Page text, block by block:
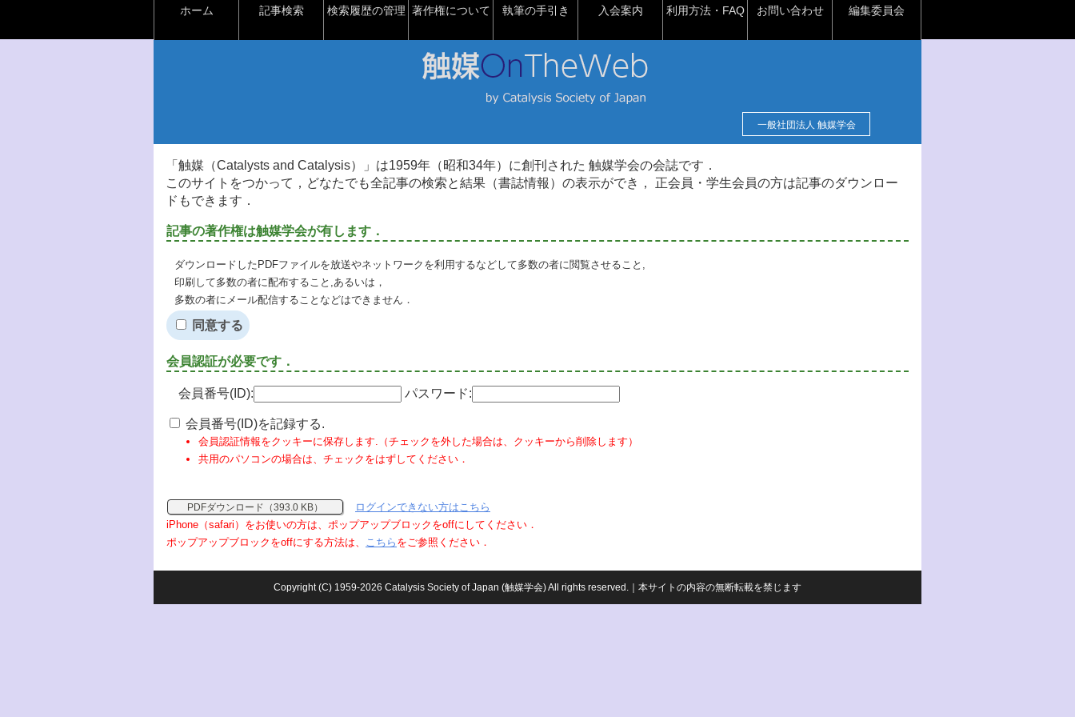
ホーム 記事検索 検索履歴の管理 著作権について 執筆の手引き 入会案内 利用方法・FAQ お問い合わせ 編集委員会
一般社団法人 触媒学会
「触媒（Catalysts and Catalysis）」は1959年（昭和34年）に創刊された 触媒学会の会誌です．
このサイトをつかって，どなたでも全記事の検索と結果（書誌情報）の表示ができ， 正会員・学生会員の方は記事のダウンロー
ドもできます．
記事の著作権は触媒学会が有します．
ダウンロードしたPDFファイルを放送やネットワークを利用するなどして多数の者に閲覧させること,
印刷して多数の者に配布すること,あるいは，
多数の者にメール配信することなどはできません．
同意する
会員認証が必要です．
会員番号(ID): パスワード:
会員番号(ID)を記録する.
会員認証情報をクッキーに保存します.（チェックを外した場合は、クッキーから削除します）
共用のパソコンの場合は、チェックをはずしてください．
PDFダウンロード（393.0 KB）
ログインできない方はこちら
iPhone（safari）をお使いの方は、ポップアップブロックをoffにしてください．
ポップアップブロックをoffにする方法は、 こちら をご参照ください．
Copyright (C) 1959-2026 Catalysis Society of Japan (触媒学会) All rights reserved.｜本サイトの内容の無断転載を禁じます